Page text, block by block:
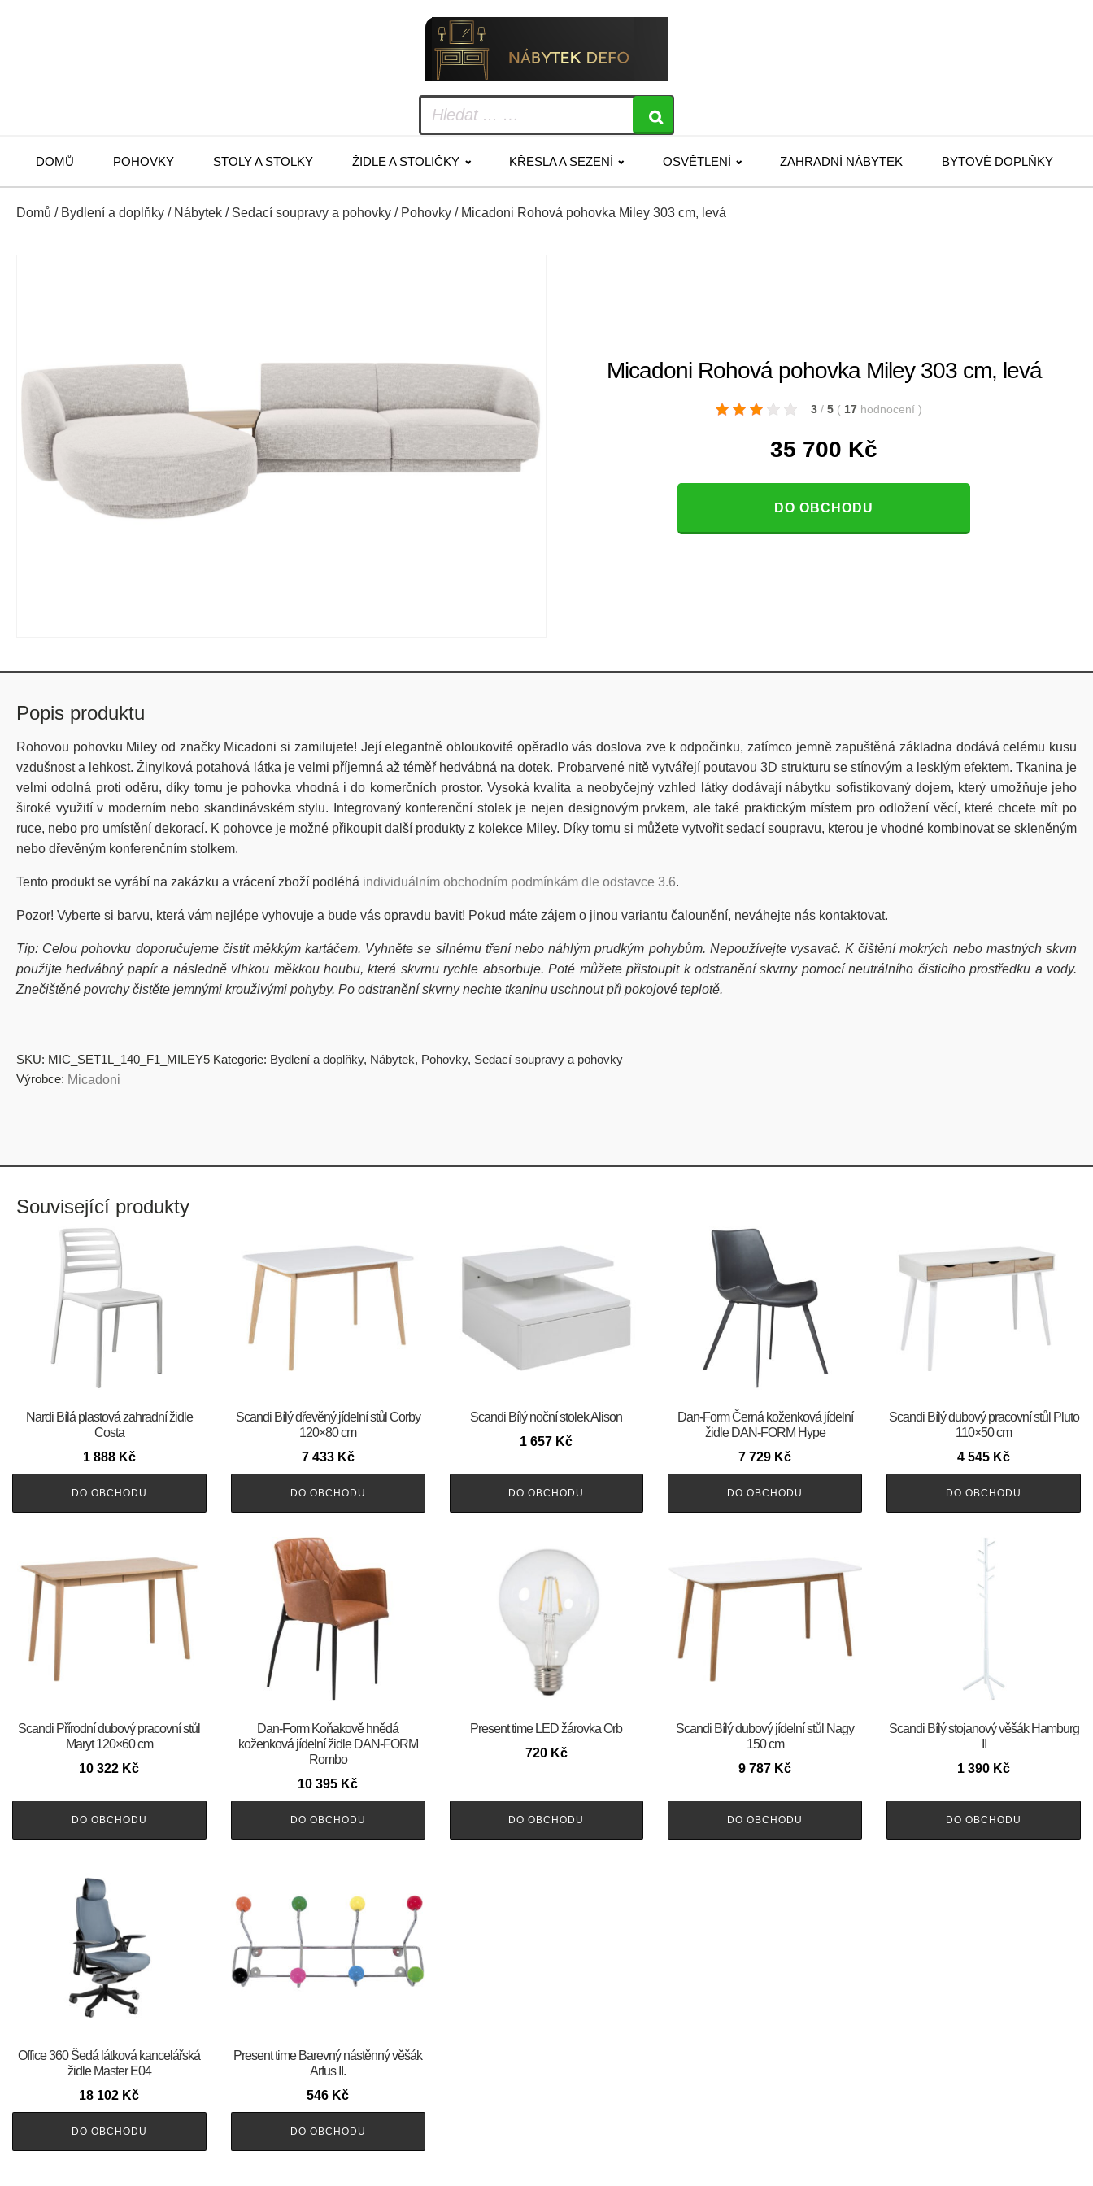
DOMŮ POHOVKY STOLY A STOLKY ŽIDLE A STOLIČKY KŘESLA A SEZENÍ OSVĚTLENÍ ZAHRADNÍ NÁBYTEK BYTOVÉ DOPLŇKY
Domů / Bydlení a doplňky / Nábytek / Sedací soupravy a pohovky / Pohovky / Micadoni Rohová pohovka Miley 303 cm, levá
Micadoni Rohová pohovka Miley 303 cm, levá
3 / 5 ( 17 hodnocení )
35 700 Kč
DO OBCHODU
Popis produktu
Rohovou pohovku Miley od značky Micadoni si zamilujete! Její elegantně obloukovité opěradlo vás doslova zve k odpočinku, zatímco jemně zapuštěná základna dodává celému kusu
vzdušnost a lehkost. Žinylková potahová látka je velmi příjemná až téměř hedvábná na dotek. Probarvené nitě vytvářejí poutavou 3D strukturu se stínovým a lesklým efektem. Tkanina je
velmi odolná proti oděru, díky tomu je pohovka vhodná i do komerčních prostor. Vysoká kvalita a neobyčejný vzhled látky dodávají nábytku sofistikovaný dojem, který umožňuje jeho
široké využití v moderním nebo skandinávském stylu. Integrovaný konferenční stolek je nejen designovým prvkem, ale také praktickým místem pro odložení věcí, které chcete mít po
ruce, nebo pro umístění dekorací. K pohovce je možné přikoupit další produkty z kolekce Miley. Díky tomu si můžete vytvořit sedací soupravu, kterou je vhodné kombinovat se skleněným
nebo dřevěným konferenčním stolkem.
Tento produkt se vyrábí na zakázku a vrácení zboží podléhá individuálním obchodním podmínkám dle odstavce 3.6.
Pozor! Vyberte si barvu, která vám nejlépe vyhovuje a bude vás opravdu bavit! Pokud máte zájem o jinou variantu čalounění, neváhejte nás kontaktovat.
Tip: Celou pohovku doporučujeme čistit měkkým kartáčem. Vyhněte se silnému tření nebo náhlým prudkým pohybům. Nepoužívejte vysavač. K čištění mokrých nebo mastných skvrn
použijte hedvábný papír a následně vlhkou měkkou houbu, která skvrnu rychle absorbuje. Poté můžete přistoupit k odstranění skvrny pomocí neutrálního čisticího prostředku a vody.
Znečištěné povrchy čistěte jemnými krouživými pohyby. Po odstranění skvrny nechte tkaninu uschnout při pokojové teplotě.
SKU: MIC_SET1L_140_F1_MILEY5 Kategorie: Bydlení a doplňky, Nábytek, Pohovky, Sedací soupravy a pohovky
Výrobce: Micadoni
Související produkty
Nardi Bílá plastová zahradní židle
Costa
1 888 Kč
DO OBCHODU
Scandi Bílý dřevěný jídelní stůl Corby
120×80 cm
7 433 Kč
DO OBCHODU
Scandi Bílý noční stolek Alison
1 657 Kč
DO OBCHODU
​​​​​Dan-Form Černá koženková jídelní
židle DAN-FORM Hype
7 729 Kč
DO OBCHODU
Scandi Bílý dubový pracovní stůl Pluto
110×50 cm
4 545 Kč
DO OBCHODU
Scandi Přírodní dubový pracovní stůl
Maryt 120×60 cm
10 322 Kč
DO OBCHODU
​​​​​Dan-Form Koňakově hnědá
koženková jídelní židle DAN-FORM
Rombo
10 395 Kč
DO OBCHODU
Present time LED žárovka Orb
720 Kč
DO OBCHODU
Scandi Bílý dubový jídelní stůl Nagy
150 cm
9 787 Kč
DO OBCHODU
Scandi Bílý stojanový věšák Hamburg
1 390 Kč
DO OBCHODU
Office 360 Šedá látková kancelářská
židle Master E04
18 102 Kč
DO OBCHODU
Present time Barevný nástěnný věšák
Arfus II.
546 Kč
DO OBCHODU